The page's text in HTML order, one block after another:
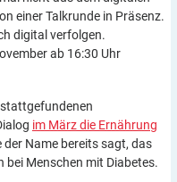
einer Talkrunde in Präsenz.
digital verfolgen.
ab 16:30 Uhr
stattgefundenen
im März die Ernährung
der Name bereits sagt, das
bei Menschen mit Diabetes.